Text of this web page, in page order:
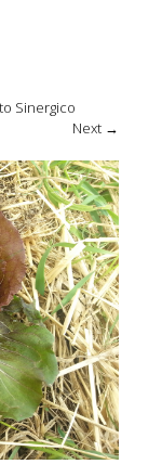
Sinergico
Next →